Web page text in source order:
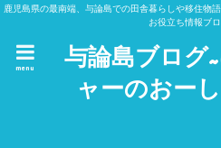
鹿児島県の最南端、与論島での田舎暮らしや移住物
お役立ち情報ブロ
与論島ブログ
ャーのおー
menu